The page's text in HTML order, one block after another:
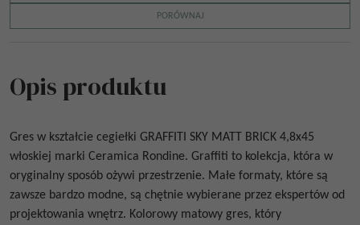
PORÓWNAJ
Opis produktu
Gres w kształcie cegiełki GRAFFITI SKY MATT BRICK 4,8x45
włoskiej marki Ceramica Rondine. Graffiti to kolekcja, która w
oryginalny sposób ożywi przestrzenie. Małe formaty, które są
zawsze bardzo modne, są chętnie wybierane przez ekspertów od
projektowania wnętrz. Kolorowy matowy gres, który